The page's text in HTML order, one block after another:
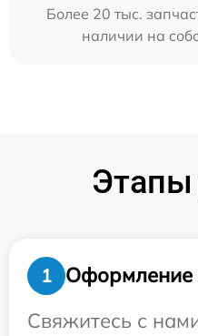
Более 20 тыс.
наличии на
Этапы
1
Оформление
Свяжитесь с